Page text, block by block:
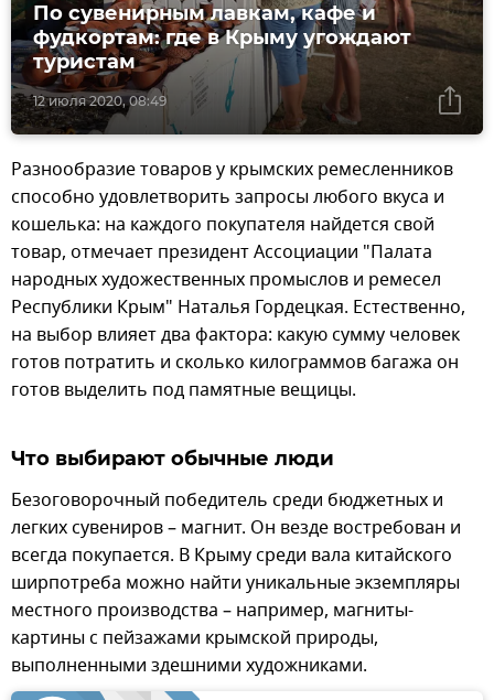
12 июля 2020, 08:49
По сувенирным лавкам, кафе и
фудкортам: где в Крыму угождают
туристам
Разнообразие товаров у крымских ремесленников
способно удовлетворить запросы любого вкуса и
кошелька: на каждого покупателя найдется свой
товар, отмечает президент Ассоциации "Палата
народных художественных промыслов и ремесел
Республики Крым" Наталья Гордецкая. Естественно,
на выбор влияет два фактора: какую сумму человек
готов потратить и сколько килограммов багажа он
готов выделить под памятные вещицы.
Что выбирают обычные люди
Безоговорочный победитель среди бюджетных и
легких сувениров – магнит. Он везде востребован и
всегда покупается. В Крыму среди вала китайского
ширпотреба можно найти уникальные экземпляры
местного производства – например, магниты-
картины с пейзажами крымской природы,
выполненными здешними художниками.